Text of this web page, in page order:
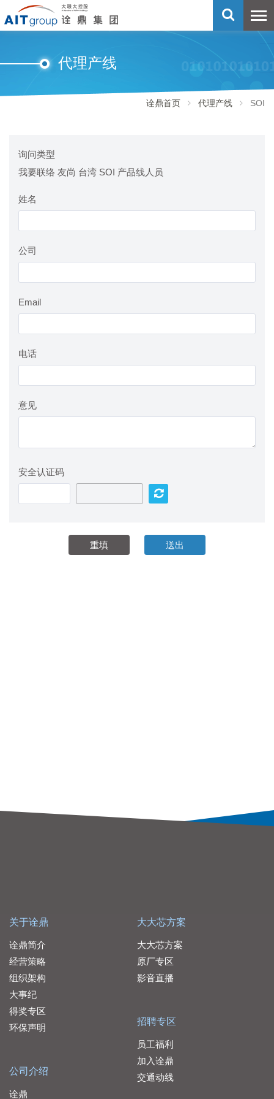
代理产线
诠鼎首页 代理产线 SOI
询问类型
我要联络 友尚 台湾 SOI 产品线人员
姓名
公司
Email
电话
意见
安全认证码
关于诠鼎
诠鼎简介
经营策略
组织架构
大事纪
得奖专区
环保声明
公司介绍
诠鼎
大大芯方案
大大芯方案
原厂专区
影音直播
招聘专区
员工福利
加入诠鼎
交通动线